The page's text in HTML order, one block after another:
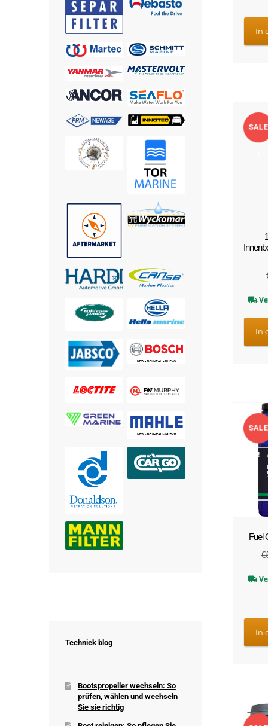
In
SALE
In
Fuel
SALE
!
€
In
Techniek blog
Bootspropeller wechseln: So
prüfen, wählen und wechseln
Sie sie richtig